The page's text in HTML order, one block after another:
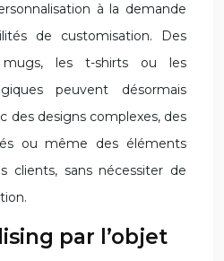
à la demande
de customisation. Des
les t-shirts ou les
peuvent désormais
des designs complexes, des
ou même des éléments
clients, sans nécessiter de
par l’objet